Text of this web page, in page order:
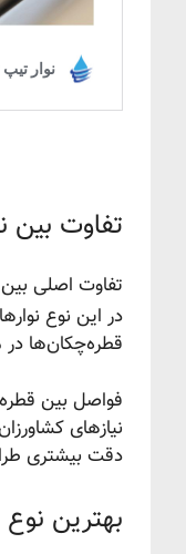
تفاوت بین
تفاوت اصلی
در این نوع
قطره‌چکان‌ها در
دقت بیشتری
بهترین